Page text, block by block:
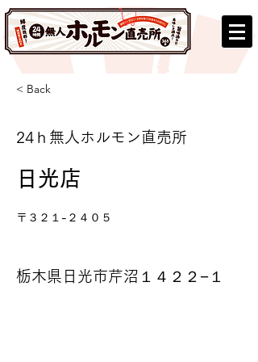
< Back
24ｈ無人ホルモン直売所
日光店
〒３２１-２４０５
栃木県日光市芹沼１４２２−１